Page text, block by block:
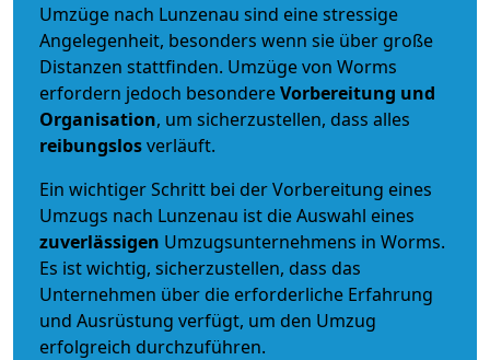
Umzüge nach Lunzenau sind eine stressige
Angelegenheit, besonders wenn sie über große
Distanzen stattfinden. Umzüge von Worms
erfordern jedoch besondereVorbereitung und
Organisation, um sicherzustellen, dass alles
reibungslosverläuft.
Ein wichtiger Schritt bei der Vorbereitung eines
Umzugs nach Lunzenau ist die Auswahl eines
zuverlässigen Umzugsunternehmens in Worms.
Es ist wichtig, sicherzustellen, dass das
Unternehmen über die erforderliche Erfahrung
und Ausrüstung verfügt, um den Umzug
erfolgreich durchzuführen.